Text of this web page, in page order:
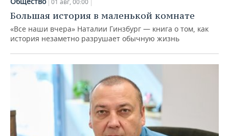
01 авг, 00:00
Большая история в маленькой комнате
«Все наши вчера» Наталии Гинзбург — книга о том, как
история незаметно разрушает обычную жизнь